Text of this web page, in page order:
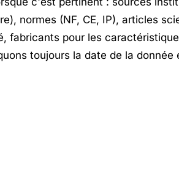
normes (NF, CE, IP), articles
fabricants pour les
toujours la date de la donnée